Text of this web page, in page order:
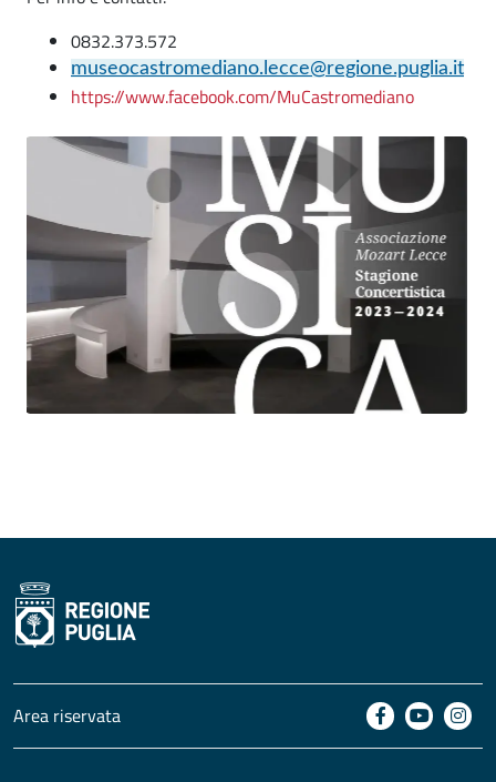
0832.373.572
museocastromediano.lecce@regione.puglia.it
https://www.facebook.com/MuCastromediano
Area riservata